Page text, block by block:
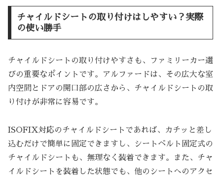
チャイルドシートの取り付けはしやすい？実際
の使い勝手
チャイルドシートの取り付けやすさも、ファミリーカー選
びの重要なポイントです。アルファードは、その広大な室
内空間とドアの開口部の広さから、チャイルドシートの取
り付けが非常に容易です。
ISOFIX対応のチャイルドシートであれば、カチッと差し
込むだけで簡単に固定できますし、シートベルト固定式の
チャイルドシートも、無理なく装着できます。また、チャ
イルドシートを装着した状態でも、他のシートへのアクセ